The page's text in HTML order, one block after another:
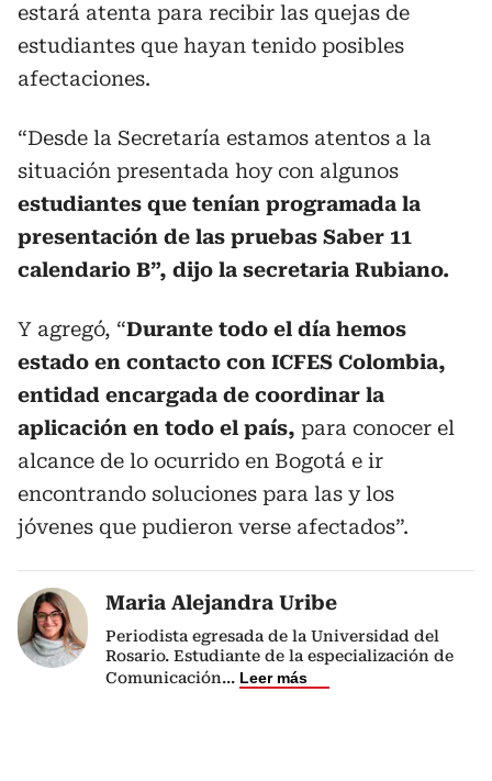
estará atenta para recibir las quejas de
estudiantes que hayan tenido posibles
afectaciones.
“Desde la Secretaría estamos atentos a la
situación presentada hoy con algunos
estudiantes que tenían programada la
presentación de las pruebas Saber 11
calendario B”, dijo la secretaria Rubiano.
Y agregó, “Durante todo el día hemos
estado en contacto con ICFES Colombia,
entidad encargada de coordinar la
aplicación en todo el país, para conocer el
alcance de lo ocurrido en Bogotá e ir
encontrando soluciones para las y los
jóvenes que pudieron verse afectados”.
Maria Alejandra Uribe
Periodista egresada de la Universidad del
Rosario. Estudiante de la especialización de
Comunicación... Leer más